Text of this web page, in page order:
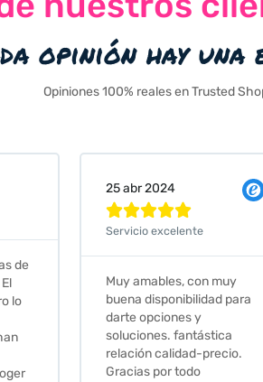
opinión hay
Opiniones 100% reales en Trusted
muy
para
Cristina Martin

La Casa de los
tención recibida,
por parte de
sido excepcional.
profesionales,
colaboradores para